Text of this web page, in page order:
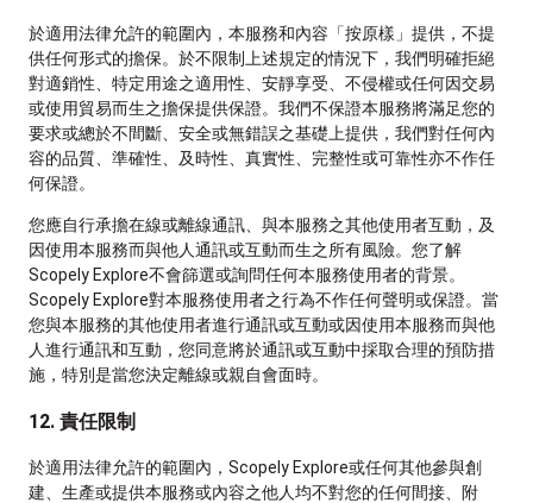
於適用法律允許的範圍內，本服務和內容「按原樣」提供，不提
供任何形式的擔保。於不限制上述規定的情況下，我們明確拒絕
對適銷性、特定用途之適用性、安靜享受、不侵權或任何因交易
或使用貿易而生之擔保提供保證。我們不保證本服務將滿足您的
要求或總於不間斷、安全或無錯誤之基礎上提供，我們對任何內
容的品質、準確性、及時性、真實性、完整性或可靠性亦不作任
何保證。
您應自行承擔在線或離線通訊、與本服務之其他使用者互動，及
因使用本服務而與他人通訊或互動而生之所有風險。您了解
Scopely Explore不會篩選或詢問任何本服務使用者的背景。
Scopely Explore對本服務使用者之行為不作任何聲明或保證。當
您與本服務的其他使用者進行通訊或互動或因使用本服務而與他
人進行通訊和互動，您同意將於通訊或互動中採取合理的預防措
施，特別是當您決定離線或親自會面時。
12. 責任限制
於適用法律允許的範圍內，Scopely Explore或任何其他參與創
建、生產或提供本服務或內容之他人均不對您的任何間接、附